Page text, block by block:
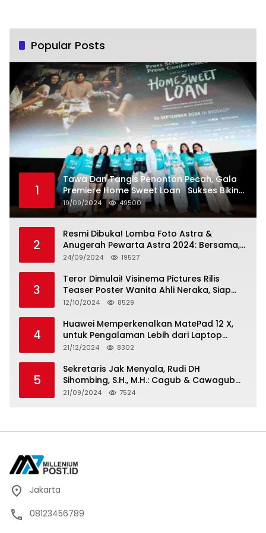
Popular Posts
1
Tawa Dan Tangis Penonton Pecah, Gala
Premiere Home Sweet Loan Sukses Bikin
Penonton Lihat Diri Sendiri di Layar
19/09/2024 49500
2
Resmi Dibuka! Lomba Foto Astra &
Anugerah Pewarta Astra 2024: Bersama,
Berkarya, Berkelanjutan
24/09/2024 19527
3
Teror Dimulai! Visinema Pictures Rilis
Teaser Poster Wanita Ahli Neraka, Siap
Tayang di Bioskop 14 November 2024
12/10/2024 8529
4
Huawei Memperkenalkan MatePad 12 X,
untuk Pengalaman Lebih dari Laptop
dengan Layar Ultra Bright dan Desain
Standar Baru untuk Produktivitas di Mana
Saja
21/12/2024 8302
5
Sekretaris Jak Menyala, Rudi DH
Sihombing, S.H., M.H.: Cagub & Cawagub
DKI Jakarta Pramono Anung dan Rano
21/09/2024 7524
Jakarta
08123456789